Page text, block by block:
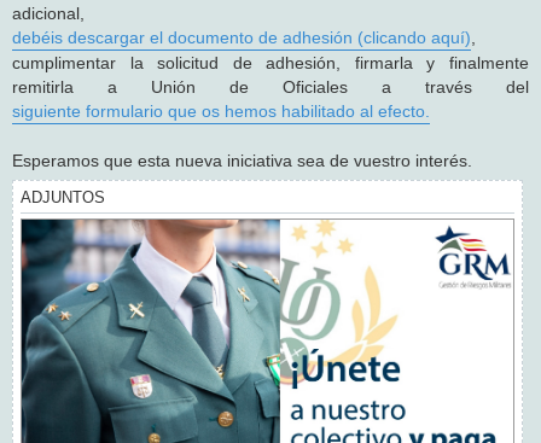
adicional,
debéis descargar el documento de adhesión (clicando aquí)
cumplimentar la solicitud de adhesión, firmarla y finalmente
remitirla a Unión de Oficiales a través del
siguiente formulario que os hemos habilitado al efecto.
Esperamos que esta nueva iniciativa sea de vuestro interés.
ADJUNTOS